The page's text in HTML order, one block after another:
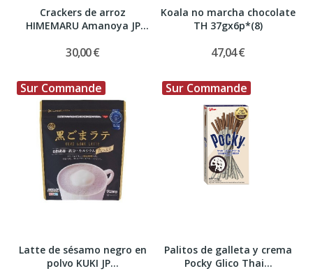
Crackers de arroz
HIMEMARU Amanoya JP
30,00 €
Koala no marcha chocolate
TH 37gx6p*(8)
47,04 €
Sur Commande
Latte de sésamo negro en
polvo KUKI JP...
Sur Commande
Palitos de galleta y crema
Pocky Glico Thai...